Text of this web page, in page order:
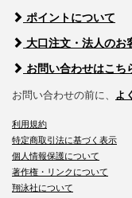
ポイントについて
大口注文・法人のお
お問い合わせはこち
お問い合わせの前に、 よ
利用規約
特定商取引法に基づく表示
個人情報保護について
著作権・リンクについて
翔泳社について